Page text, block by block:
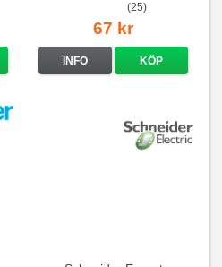
(25)
67 kr
INFO KÖP